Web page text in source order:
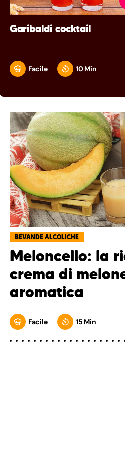
Garibaldi cocktail
Facile 10 Min
BEVANDE ALCOLICHE
Meloncello: la
crema di
aromatica
Facile 15 Min